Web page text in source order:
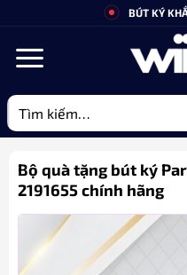
nội
BÚT KÝ
Tìm
kiếm:
Bộ quà tặng bút ký
2191655 chính hãng